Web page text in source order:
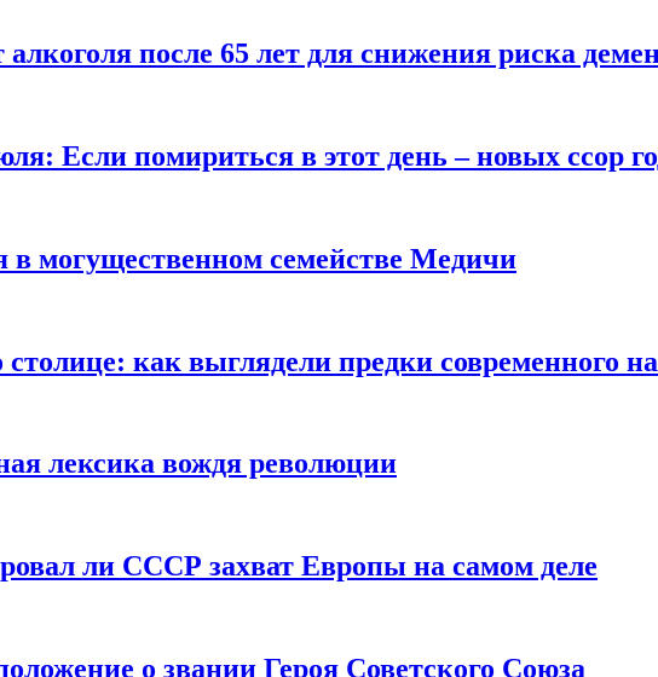
алкоголя после 65 лет для снижения риска
Если помириться в этот день – новых ссор
в могущественном семействе Медичи
как выглядели предки современного
лексика вождя революции
ли СССР захват Европы на самом деле
о звании Героя Советского Союза